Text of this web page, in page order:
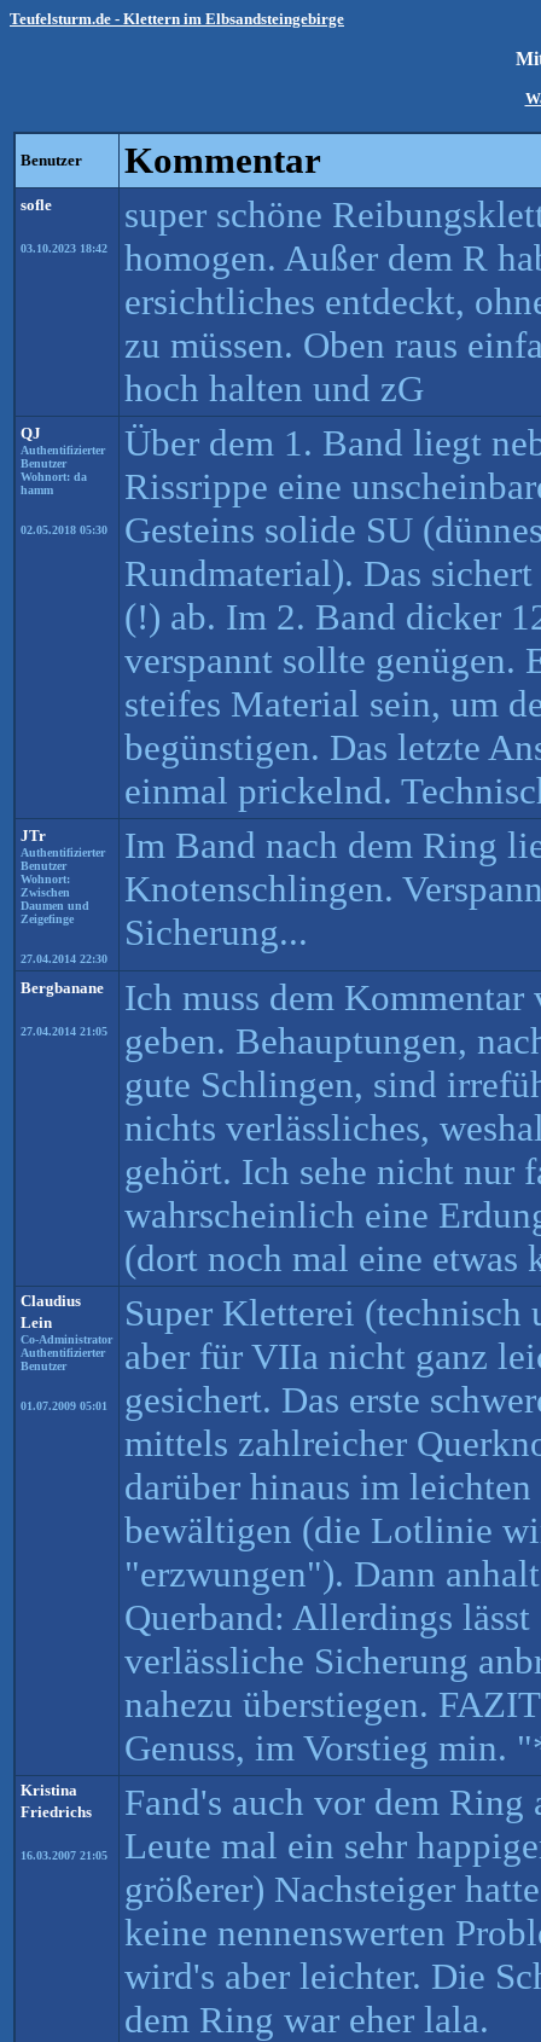
Teufelsturm.de - Klettern im Elbsandsteingebirge
Benutzer Kommentar
sofle
03.10.2023 18:42
super schöne
homogen. Außer dem R
ersichtliches entdeckt,
zu müssen. Oben raus
hoch halten und zG
QJ
Authentifizierter
Benutzer
Wohnort: da
hamm
02.05.2018 05:30
Über dem 1. Band liegt
Rissrippe eine
Gesteins solide SU
Rundmaterial). Das
(!) ab. Im 2. Band dicker
verspannt sollte genügen.
steifes Material sein, um
begünstigen. Das letzte
einmal prickelnd.
JTr
Authentifizierter
Benutzer
Wohnort:
Zwischen
Daumen und
Zeigefinge
27.04.2014 22:30
Im Band nach dem Ring
Knotenschlingen.
Sicherung...
Bergbanane
27.04.2014 21:05
Ich muss dem
geben. Behauptungen,
gute Schlingen, sind
nichts verlässliches,
gehört. Ich sehe nicht nur
wahrscheinlich eine
(dort noch mal eine
Claudius
Lein
Co-Administrator
Authentifizierter
Benutzer
01.07.2009 05:01
Super Kletterei
aber für VIIa nicht ganz
gesichert. Das erste
mittels zahlreicher
darüber hinaus im
bewältigen (die Lotlinie
"erzwungen"). Dann
Querband: Allerdings
verlässliche Sicherung
nahezu überstiegen.
Genuss, im Vorstieg min.
Kristina
Friedrichs
16.03.2007 21:05
Fand's auch vor dem
Leute mal ein sehr
größerer) Nachsteiger
keine nennenswerten
wird's aber leichter. Die
dem Ring war eher lala.